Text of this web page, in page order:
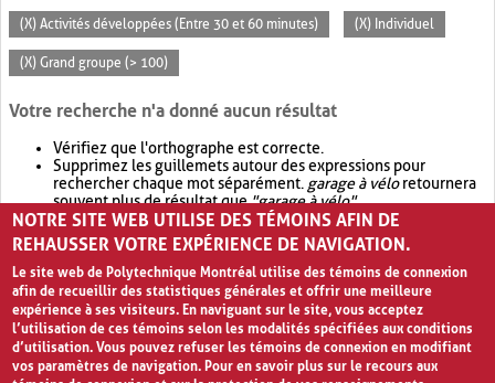
(X) Activités développées (Entre 30 et 60 minutes) (X) Individuel
(X) Grand groupe (> 100)
Votre recherche n'a donné aucun résultat
Vérifiez que l'orthographe est correcte.
Supprimez les guillemets autour des expressions pour
rechercher chaque mot séparément. garage à véloretournera
souvent plus de résultat que"garage à vélo".
Envisagez d'élargir votre recherche avec OR.garage OR vélo
retournera souvent plus de résultat quegarage à vélo
NOTRE SITE WEB UTILISE DES TÉMOINS AFIN DE
REHAUSSER VOTRE EXPÉRIENCE DE NAVIGATION.
Le site web de Polytechnique Montréal utilise des témoins de connexion
afin de recueillir des statistiques générales et offrir une meilleure
expérience à ses visiteurs. En naviguant sur le site, vous acceptez
l’utilisation de ces témoins selon les modalités spécifiées aux conditions
d’utilisation. Vous pouvez refuser les témoins de connexion en modifiant
vos paramètres de navigation. Pour en savoir plus sur le recours aux